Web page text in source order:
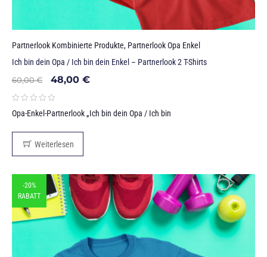
Partnerlook Kombinierte Produkte, Partnerlook Opa Enkel
Ich bin dein Opa / Ich bin dein Enkel – Partnerlook 2 T-Shirts
60,00€ 48,00 €
Opa-Enkel-Partnerlook „Ich bin dein Opa / Ich bin
Weiterlesen
-20%
RABATT